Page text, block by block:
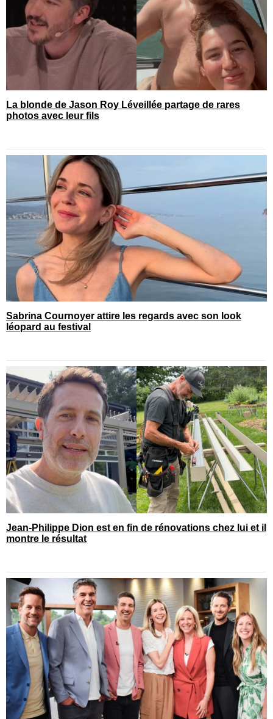
La blonde de Jason Roy Léveillée partage de rares
photos avec leur fils
Sabrina Cournoyer attire les regards avec son look
léopard au festival
Jean-Philippe Dion est en fin de rénovations chez lui et il
montre le résultat